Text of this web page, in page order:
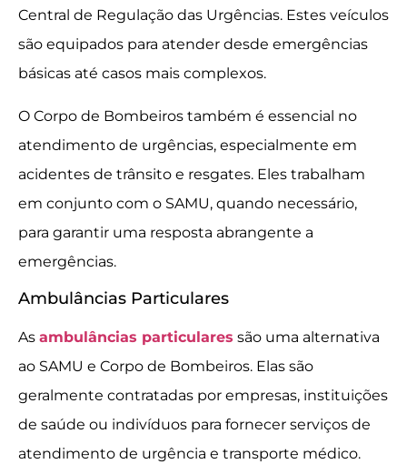
Central de Regulação das Urgências. Estes veículos
são equipados para atender desde emergências
básicas até casos mais complexos.
O Corpo de Bombeiros também é essencial no
atendimento de urgências, especialmente em
acidentes de trânsito e resgates. Eles trabalham
em conjunto com o SAMU, quando necessário,
para garantir uma resposta abrangente a
emergências.
Ambulâncias Particulares
As ambulâncias particulares são uma alternativa
ao SAMU e Corpo de Bombeiros. Elas são
geralmente contratadas por empresas, instituições
de saúde ou indivíduos para fornecer serviços de
atendimento de urgência e transporte médico.